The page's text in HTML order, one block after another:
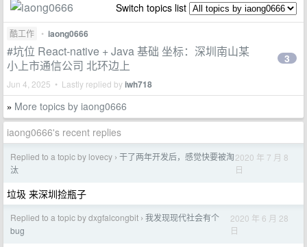
Switch topics list
酷工作 • iaong0666
#坑位 React-native + Java 基础 坐标：深圳南山某
小上市通信公司 北环边上
Jun 4, 2025 • Lastly replied byiwh718
3
» More topics by iaong0666
iaong0666's recent replies
Replied to a topic by lovecy › 干了两年开发后，感觉快要被淘
汰
2020 年 7 月 8
日
垃圾 来深圳捡瓶子
Replied to a topic by dxgfalcongbit › 我发现现代社会有个
bug
2020 年 6 月 28
日